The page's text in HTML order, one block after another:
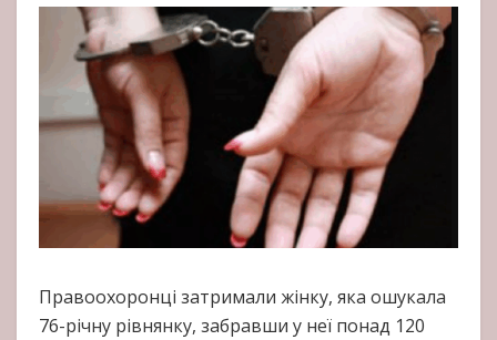
Правоохоронці затримали жінку, яка ошукала
76-річну рівнянку, забравши у неї понад 120